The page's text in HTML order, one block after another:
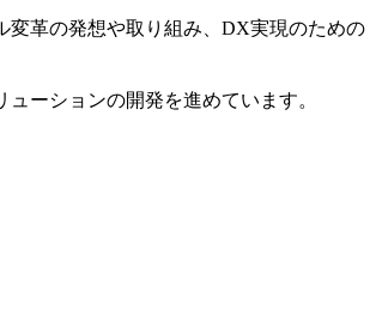
変革の発想や取り組み、DX実現のための
ーションの開発を進めています。